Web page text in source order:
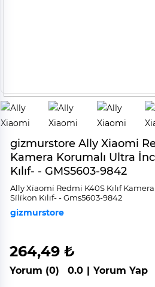
gizmurstore Ally Xiaomi
Kamera Korumalı Ultra
Kılıf- - GMS5603-9842
Ally Xi̇aomi̇ Redmi̇ K40S Kılıf
Si̇li̇kon Kılıf- - Gms5603-9842
gizmurstore
264,49 ₺
Yorum (0) 0.0 | Yorum Yap